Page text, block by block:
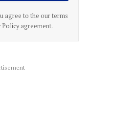
agree to the our terms
Policyagreement.